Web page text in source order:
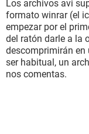
Los archivos avi
formato winrar (el
empezar por el
del ratón darle a la
descomprimirán en
ser habitual, un
nos comentas.